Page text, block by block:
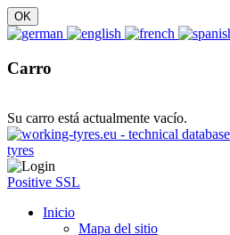
Carro
Su carro está actualmente vacío.
Positive SSL
Inicio
Mapa del sitio